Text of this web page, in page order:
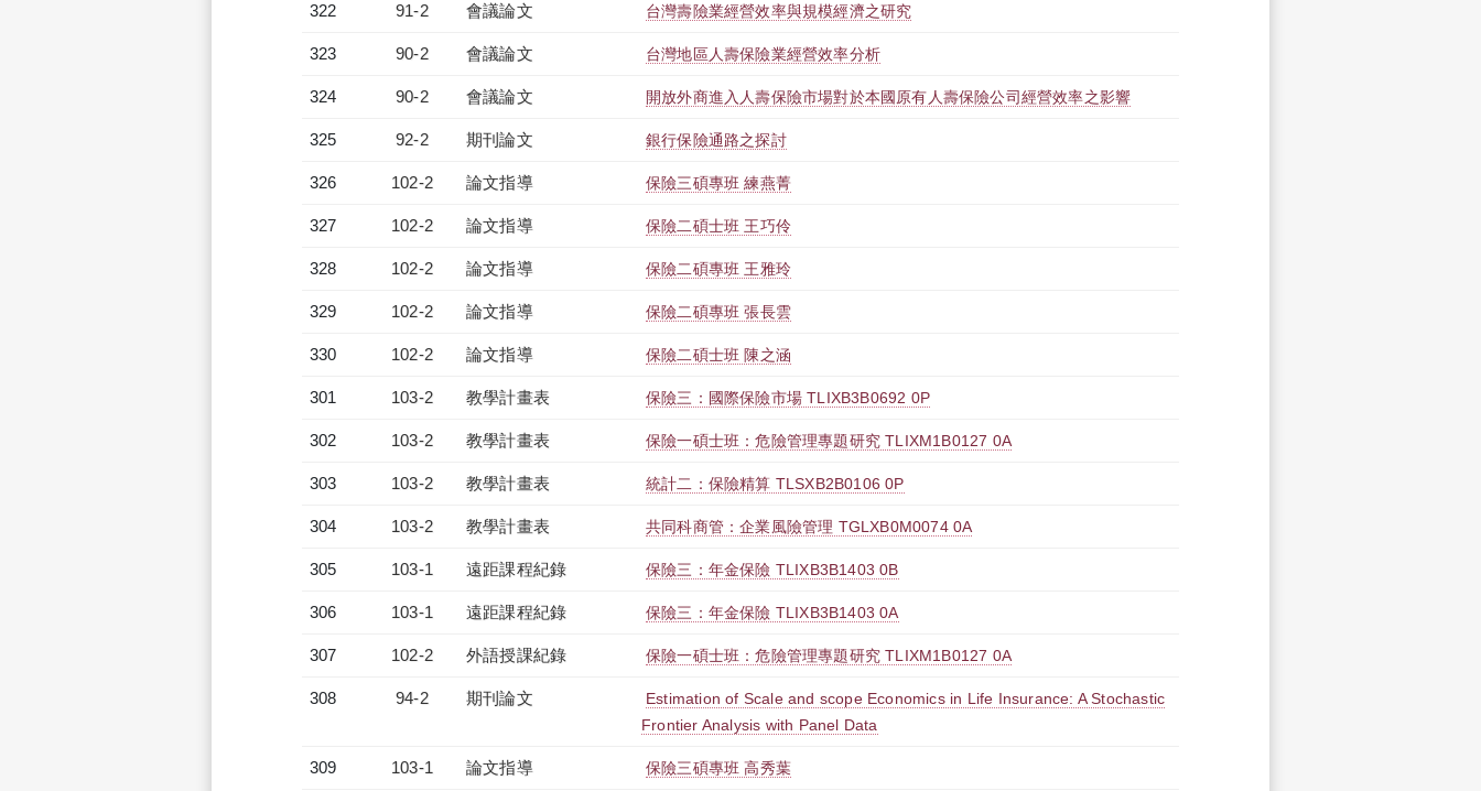
322 91-2 會議論文 台灣壽險業經營效率與規模經濟之研究
323 90-2 會議論文 台灣地區人壽保險業經營效率分析
324 90-2 會議論文 開放外商進入人壽保險市場對於本國原有人壽保險公司經營效率之影響
325 92-2 期刊論文 銀行保險通路之探討
326 102-2 論文指導 保險三碩專班 練燕菁
327 102-2 論文指導 保險二碩士班 王巧伶
328 102-2 論文指導 保險二碩專班 王雅玲
329 102-2 論文指導 保險二碩專班 張長雲
330 102-2 論文指導 保險二碩士班 陳之涵
301 103-2 教學計畫表 保險三：國際保險市場 TLIXB3B0692 0P
302 103-2 教學計畫表 保險一碩士班：危險管理專題研究 TLIXM1B0127 0A
303 103-2 教學計畫表 統計二：保險精算 TLSXB2B0106 0P
304 103-2 教學計畫表 共同科商管：企業風險管理 TGLXB0M0074 0A
305 103-1 遠距課程紀錄 保險三：年金保險 TLIXB3B1403 0B
306 103-1 遠距課程紀錄 保險三：年金保險 TLIXB3B1403 0A
307 102-2 外語授課紀錄 保險一碩士班：危險管理專題研究 TLIXM1B0127 0A
308 94-2 期刊論文
Estimation of Scale and scope Economics in Life Insurance: A Stochastic
Frontier Analysis with Panel Data
309 103-1 論文指導 保險三碩專班 高秀葉